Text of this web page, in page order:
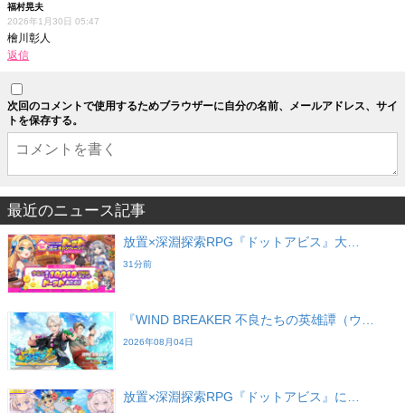
福村晃夫
2026年1月30日 05:47
檜川彰人
返信
次回のコメントで使用するためブラウザーに自分の名前、メールアドレス、サイ
トを保存する。
最近のニュース記事
放置×深淵探索RPG『ドットアビス』大…
31分前
『WIND BREAKER 不良たちの英雄譚（ウ…
2026年08月04日
放置×深淵探索RPG『ドットアビス』に…